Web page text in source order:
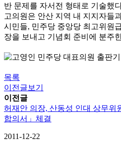
반 문제를 자서전 형태로 기술했
고의원은 안산 지역 내 지지자들
시민들, 민주당 중앙당 최고위원
장을 보내고 기념회 준비에 분주
목록
이전글보기
이전글
허재안 의장, 산동성 인대 상무위
합의서」체결
2011-12-22